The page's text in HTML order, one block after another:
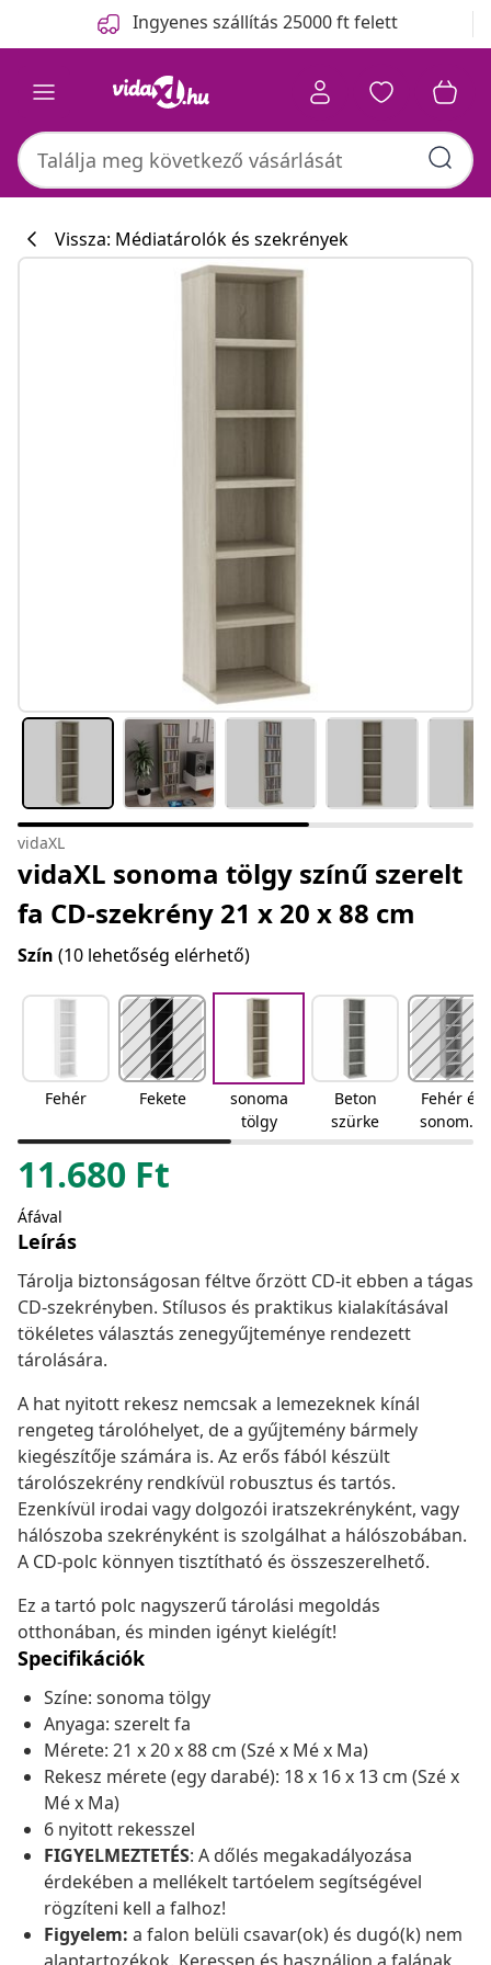
Ingyenes szállítás 25000 ft felett
Vissza: Médiatárolók és szekrények
vidaXL
vidaXL sonoma tölgy színű szerelt
fa CD-szekrény 21 x 20 x 88 cm
Szín (10 lehetőség elérhető)
Fehér Fekete
sonoma
tölgy
Beton
szürke
Fehér és
sonoma-
tölgy
11.680 Ft
Áfával
Leírás
Tárolja biztonságosan féltve őrzött CD-it ebben a tágas
CD-szekrényben. Stílusos és praktikus kialakításával
tökéletes választás zenegyűjteménye rendezett
tárolására.
A hat nyitott rekesz nemcsak a lemezeknek kínál
rengeteg tárolóhelyet, de a gyűjtemény bármely
kiegészítője számára is. Az erős fából készült
tárolószekrény rendkívül robusztus és tartós.
Ezenkívül irodai vagy dolgozói iratszekrényként, vagy
hálószoba szekrényként is szolgálhat a hálószobában.
A CD-polc könnyen tisztítható és összeszerelhető.
Ez a tartó polc nagyszerű tárolási megoldás
otthonában, és minden igényt kielégít!
Specifikációk
Színe: sonoma tölgy
Anyaga: szerelt fa
Mérete: 21 x 20 x 88 cm (Szé x Mé x Ma)
Rekesz mérete (egy darabé): 18 x 16 x 13 cm (Szé x
Mé x Ma)
6 nyitott rekesszel
FIGYELMEZTETÉS: A dőlés megakadályozása
érdekében a mellékelt tartóelem segítségével
rögzíteni kell a falhoz!
Figyelem: a falon belüli csavar(ok) és dugó(k) nem